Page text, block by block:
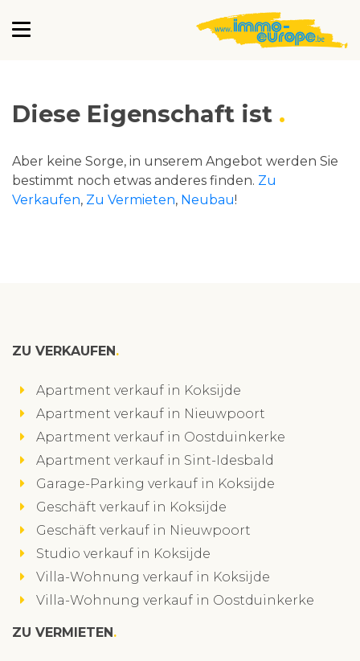
Diese Eigenschaft ist
Aber keine Sorge, in unserem Angebot werden Sie
bestimmt noch etwas anderes finden. Zu
Verkaufen, Zu Vermieten, Neubau!
ZU VERKAUFEN
Apartment verkauf in Koksijde
Apartment verkauf in Nieuwpoort
Apartment verkauf in Oostduinkerke
Apartment verkauf in Sint-Idesbald
Garage-Parking verkauf in Koksijde
Geschäft verkauf in Koksijde
Geschäft verkauf in Nieuwpoort
Studio verkauf in Koksijde
Villa-Wohnung verkauf in Koksijde
Villa-Wohnung verkauf in Oostduinkerke
ZU VERMIETEN